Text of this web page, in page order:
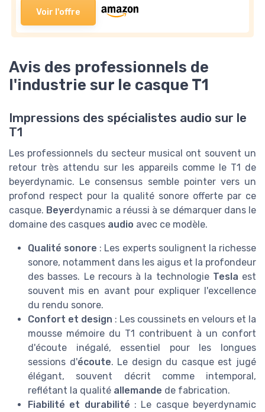
Voir l'offre
Avis des professionnels de
l'industrie sur le casque T1
Impressions des spécialistes audio sur le
T1
Les professionnels du secteur musical ont souvent un
retour très attendu sur les appareils comme le T1 de
beyerdynamic. Le consensus semble pointer vers un
profond respect pour la qualité sonore offerte par ce
casque. Beyerdynamic a réussi à se démarquer dans le
domaine des casques audio avec ce modèle.
Qualité sonore : Les experts soulignent la richesse
sonore, notamment dans les aigus et la profondeur
des basses. Le recours à la technologie Tesla est
souvent mis en avant pour expliquer l'excellence
du rendu sonore.
Confort et design : Les coussinets en velours et la
mousse mémoire du T1 contribuent à un confort
d'écoute inégalé, essentiel pour les longues
sessions d'écoute. Le design du casque est jugé
élégant, souvent décrit comme intemporal,
reflétant la qualité allemande de fabrication.
Fiabilité et durabilité : Le casque beyerdynamic